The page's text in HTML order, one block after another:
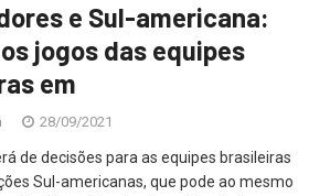
e Sul-americana:
jogos das equipes
em
28/09/2021
de decisões para as equipes brasileiras
Sul-americanas, que pode ao mesmo